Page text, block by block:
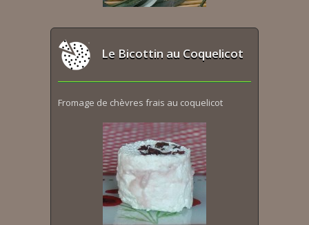
Le Bicottin au Coquelicot
Fromage de chèvres frais au coquelicot